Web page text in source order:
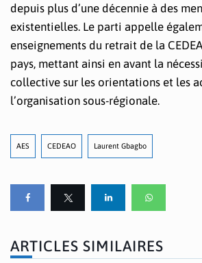
depuis plus d’une décennie à des
existentielles. Le parti appelle
enseignements du retrait de la
pays, mettant ainsi en avant la
collective sur les orientations et les
l’organisation sous-régionale.
AES CEDEAO Laurent Gbagbo
ARTICLES SIMILAIRES